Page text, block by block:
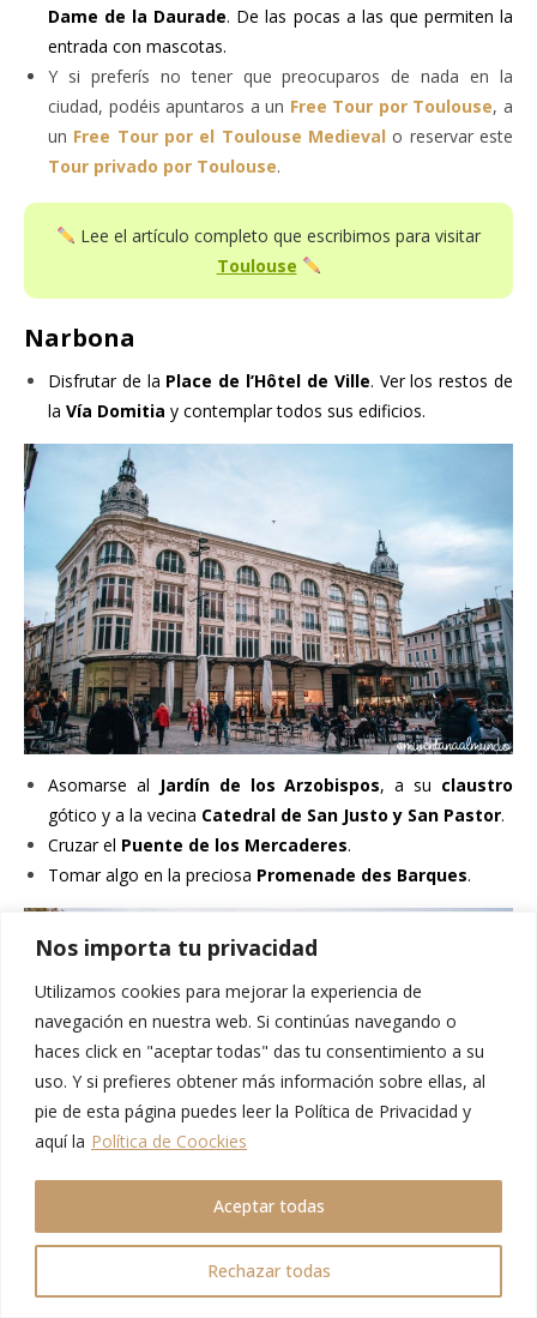
Nos importa tu privacidad
Utilizamos cookies para mejorar la experiencia de
navegación en nuestra web. Si continúas navegando o
haces click en "aceptar todas" das tu consentimiento a su
uso. Y si prefieres obtener más información sobre ellas, al
pie de esta página puedes leer la Política de Privacidad y
aquí la Política de Coockies
Rechazar todas
Aceptar todas
Dame de la Daurade. De las pocas a las que permiten la
entrada con mascotas.
Y si preferís no tener que preocuparos de nada en la
ciudad, podéis apuntaros a un Free Tour por Toulouse, a
un Free Tour por el Toulouse Medieval o reservar este
Tour privado por Toulouse.
Lee el artículo completo que escribimos para visitar
Toulouse
Narbona
Disfrutar de la Place de l’Hôtel de Ville. Ver los restos de
la Vía Domitia y contemplar todos sus edificios.
Asomarse al Jardín de los Arzobispos, a su claustro
gótico y a la vecina Catedral de San Justo y San Pastor.
Cruzar el Puente de los Mercaderes.
Tomar algo en la preciosa Promenade des Barques.
Pasear hasta descubrir los exteriores de la
Tres Nodrizas, laiglesia de Notre Dame de
Basílica de San Pablo